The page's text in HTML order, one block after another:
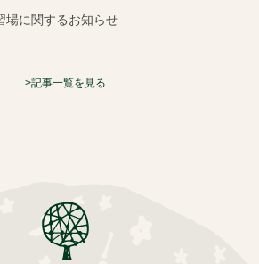
場に関するお知らせ
記事一覧を見る